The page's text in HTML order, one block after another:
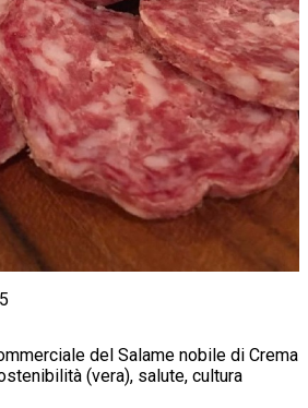
del Salame nobile di Crema
(vera), salute, cultura